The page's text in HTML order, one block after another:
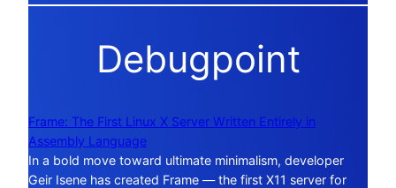
Debugpoint
Frame: The First Linux X Server Written Entirely in
Assembly Language
In a bold move toward ultimate minimalism, developer
Geir Isene has created Frame — the first X11 server for